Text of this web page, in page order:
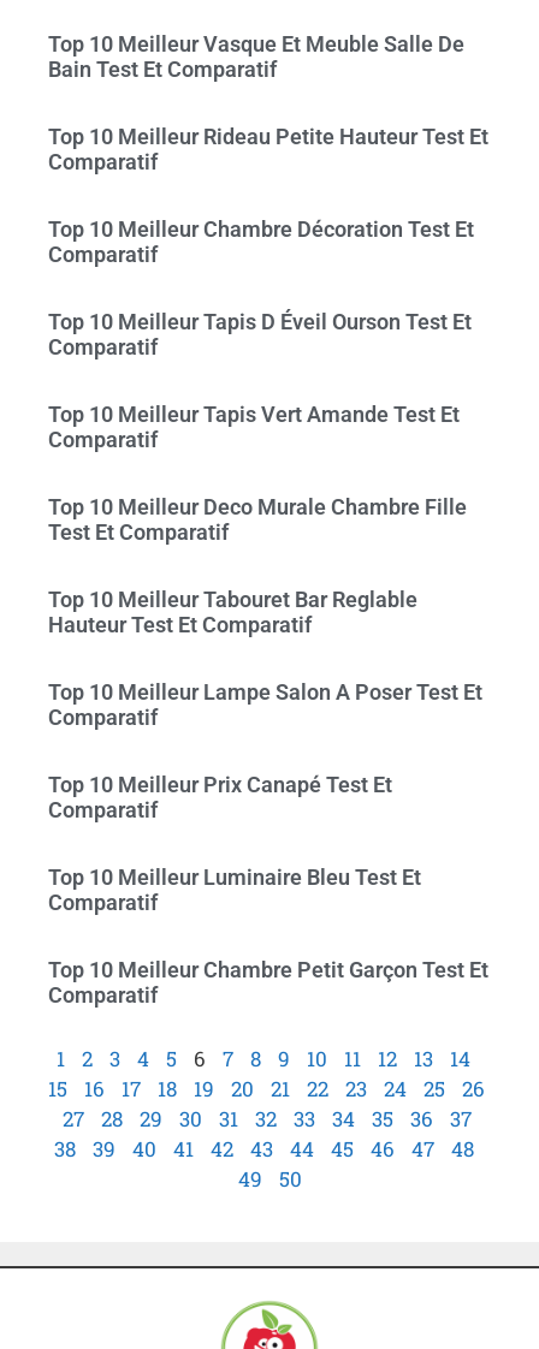
Top 10 Meilleur Vasque Et Meuble Salle De
Bain Test Et Comparatif
Top 10 Meilleur Rideau Petite Hauteur Test Et
Comparatif
Top 10 Meilleur Chambre Décoration Test Et
Comparatif
Top 10 Meilleur Tapis D Éveil Ourson Test Et
Comparatif
Top 10 Meilleur Tapis Vert Amande Test Et
Comparatif
Top 10 Meilleur Deco Murale Chambre Fille
Test Et Comparatif
Top 10 Meilleur Tabouret Bar Reglable
Hauteur Test Et Comparatif
Top 10 Meilleur Lampe Salon A Poser Test Et
Comparatif
Top 10 Meilleur Prix Canapé Test Et
Comparatif
Top 10 Meilleur Luminaire Bleu Test Et
Comparatif
Top 10 Meilleur Chambre Petit Garçon Test Et
Comparatif
1 2 3 4 5 6 7 8 9 10 11 12 13
14
15
16 17 18 19 20 21 22 23 24 25
26
27
28 29 30 31 32 33 34 35 36
37
38
39 40 41 42 43 44 45 46 47
48
49
50